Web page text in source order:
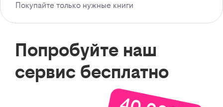
Покупайте только нужные книги
Попробуйте наш
сервис бесплатно